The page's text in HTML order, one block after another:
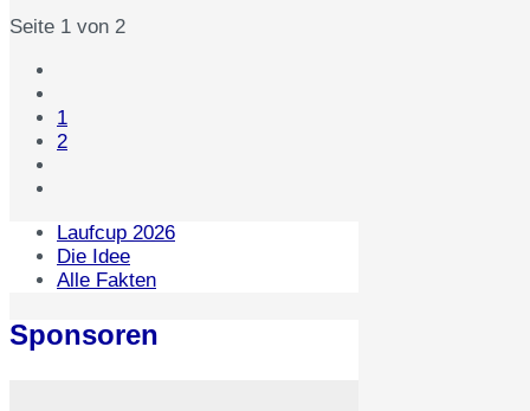
Seite 1 von 2
1
2
Laufcup 2026
Die Idee
Alle Fakten
Sponsoren